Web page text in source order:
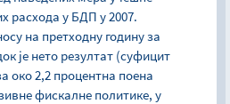
расхода у БДП у 2007.
на претходну годину за
је нето резултат (суфицит
око 2,2 процентна поена
фискалне политике, у